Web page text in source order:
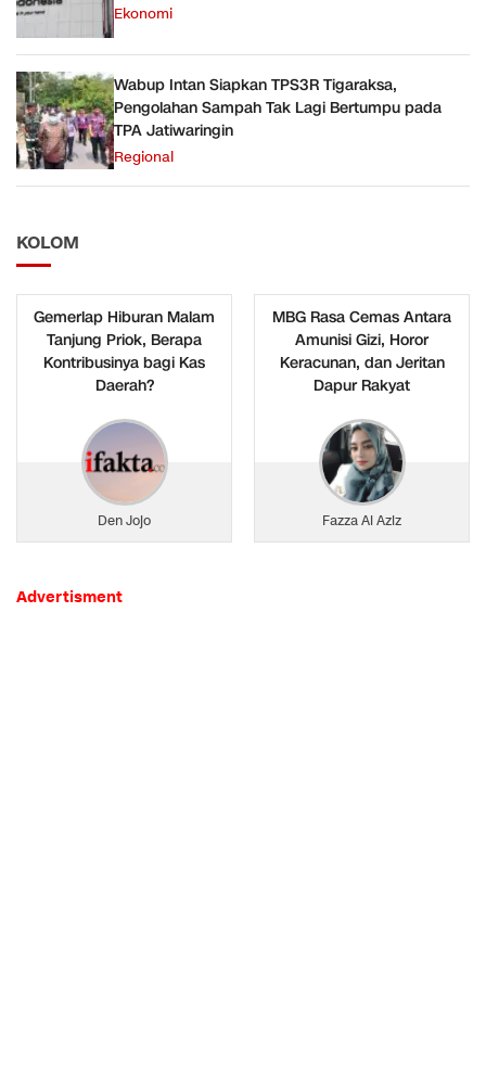
Ekonomi
Wabup Intan Siapkan TPS3R Tigaraksa,
Pengolahan Sampah Tak Lagi Bertumpu pada
TPA Jatiwaringin
Regional
KOLOM
Gemerlap Hiburan Malam
Tanjung Priok, Berapa
Kontribusinya bagi Kas
Daerah?
Den Jojo
MBG Rasa Cemas Antara
Amunisi Gizi, Horor
Keracunan, dan Jeritan
Dapur Rakyat
Fazza Al Aziz
Advertisment